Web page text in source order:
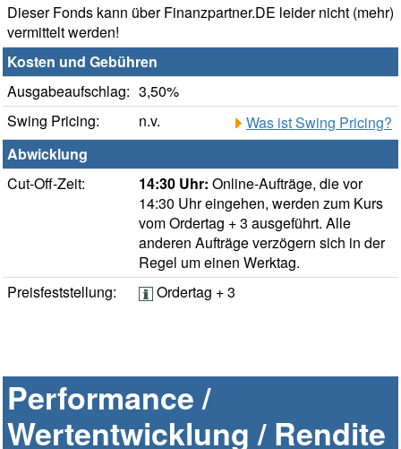
Dieser Fonds kann über Finanzpartner.DE leider nicht (mehr)
vermittelt werden!
Kosten und Gebühren
Ausgabeaufschlag: 3,50%
Swing Pricing:
n.v.
Was ist Swing Pricing?
Abwicklung
Cut-Off-Zeit:
14:30 Uhr: Online-Aufträge, die vor
14:30 Uhr eingehen, werden zum Kurs
vom Ordertag + 3 ausgeführt. Alle
anderen Aufträge verzögern sich in der
Regel um einen Werktag.
Preisfeststellung:
Ordertag + 3
Performance /
Wertentwicklung / Rendite